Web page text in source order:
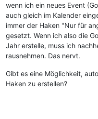
wenn ich ein neues Event
auch gleich im Kalender
immer der Haken "Nur für
gesetzt. Wenn ich also die
Jahr erstelle, muss ich
rausnehmen. Das nervt.
Gibt es eine Möglichkeit,
Haken zu erstellen?